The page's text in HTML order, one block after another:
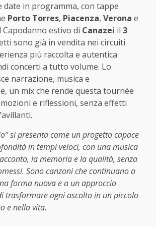
date in programma, con tappe
Porto Torres, Piacenza, Verona e
Capodanno estivo di Canazei il 3
sono già in vendita nei circuiti
più raccolta e autentica
concerti a tutto volume. Lo
narrazione, musica e
un mix che rende questa tournée
e riflessioni, senza effetti
si presenta come un progetto capace
in tempi veloci, con una musica
la memoria e la qualità, senza
Sono canzoni che continuano a
forma nuova e a un approccio
trasformare ogni ascolto in un piccolo
e nella vita.